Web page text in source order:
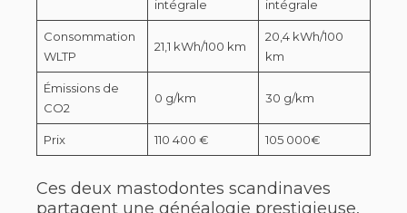
intégrale
intégrale
Consommation
WLTP
21,1 kWh/100 km
20,4 kWh/100
km
Émissions de
CO2
0 g/km 30 g/km
Prix 110 400 € 105 000€
Ces deux mastodontes scandinaves
partagent une généalogie prestigieuse,